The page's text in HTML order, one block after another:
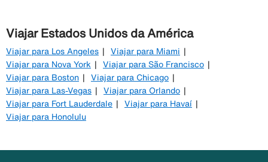
Viajar Estados Unidos da América
Viajar para Los Angeles
Viajar para Miami
Viajar para Nova York
Viajar para São Francisco
Viajar para Boston
Viajar para Chicago
Viajar para Las-Vegas
Viajar para Orlando
Viajar para Fort Lauderdale
Viajar para Havaí
Viajar para Honolulu